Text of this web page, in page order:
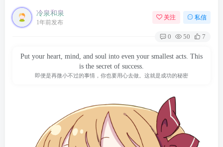
冷泉和泉
1年前发布
关注 私信
0 50 7
Put your heart, mind, and soul into even your smallest acts. This
is the secret of success.
即便是再微小不过的事情，你也要用心去做。这就是成功的秘密